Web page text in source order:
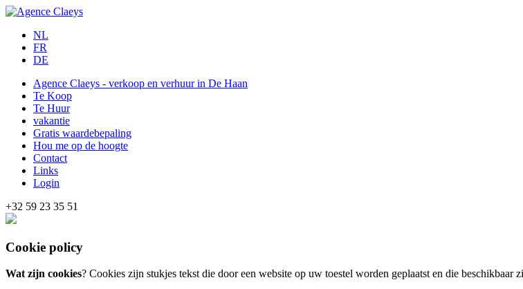
NL
FR
DE
Agence Claeys - verkoop en verhuur in De Haan
Te Koop
Te Huur
vakantie
Gratis waardebepaling
Hou me op de hoogte
Contact
Links
Login
+32 59 23 35 51
Cookie policy
Wat zijn cookies? Cookies zijn stukjes tekst die door een website op uw toestel worden geplaatst en die